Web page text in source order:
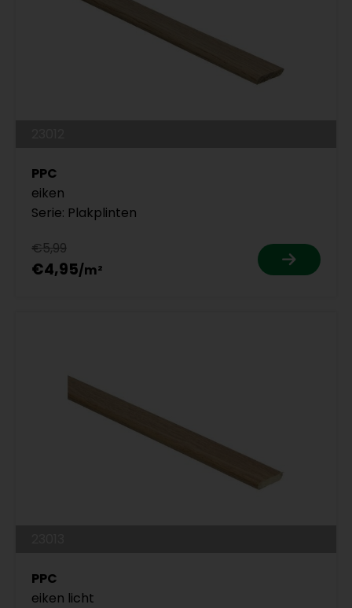
PPC
eiken
Serie: Plakplinten
€5,99
€4,95
PPC
eiken licht